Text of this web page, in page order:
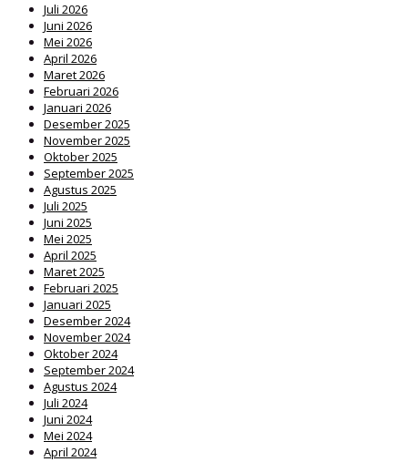
Juli 2026
Juni 2026
Mei 2026
April 2026
Maret 2026
Februari 2026
Januari 2026
Desember 2025
November 2025
Oktober 2025
September 2025
Agustus 2025
Juli 2025
Juni 2025
Mei 2025
April 2025
Maret 2025
Februari 2025
Januari 2025
Desember 2024
November 2024
Oktober 2024
September 2024
Agustus 2024
Juli 2024
Juni 2024
Mei 2024
April 2024